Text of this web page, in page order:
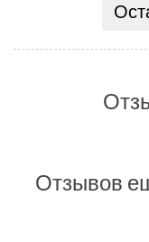
Отзывов